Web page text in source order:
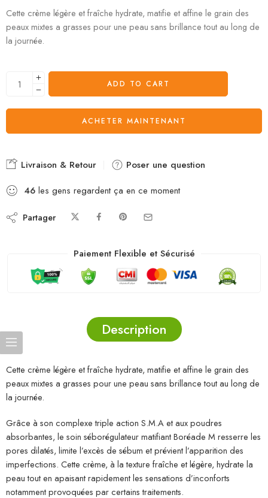
Cette crème légère et fraîche hydrate, matifie et affine le grain des
peaux mixtes a grasses pour une peau sans brillance tout au long de
la journée.
ADD TO CART
ACHETER MAINTENANT
Livraison & Retour
Poser une question
46 les gens regardent ça en ce moment
Partager
Paiement Flexible et Sécurisé
Description
Cette crème légère et fraîche hydrate, matifie et affine le grain des
peaux mixtes a grasses pour une peau sans brillance tout au long de
la journée.
Grâce à son complexe triple action S.M.A et aux poudres
absorbantes, le soin séborégulateur matifiant Boréade M resserre les
pores dilatés, limite l’excès de sébum et prévient l’apparition des
imperfections. Cette crème, à la texture fraîche et légère, hydrate la
peau tout en apaisant rapidement les sensations d’inconforts
notamment provoquées par certains traitements.